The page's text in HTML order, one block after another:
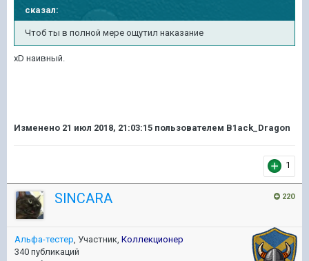
сказал:
Чтоб ты в полной мере ощутил наказание
xD наивный.
Изменено 21 июл 2018, 21:03:15 пользователем B1ack_Dragon
1
220
SlNCARA
Альфа-тестер, Участник, Коллекционер
340 публикаций